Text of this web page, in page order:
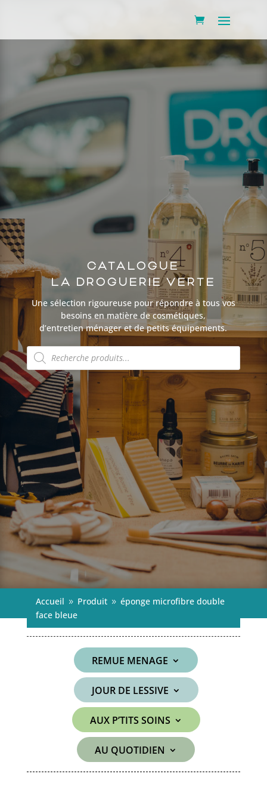
CATALOGUE
LA DROGUERIE VERTE
Une sélection rigoureuse pour répondre à tous vos
besoins en matière de cosmétiques,
d’entretien ménager et de petits équipements.
Recherche
de
produits
Accueil 9 Produit 9 éponge microfibre double
face bleue
REMUE MENAGE
JOUR DE LESSIVE
AUX P’TITS SOINS
AU QUOTIDIEN